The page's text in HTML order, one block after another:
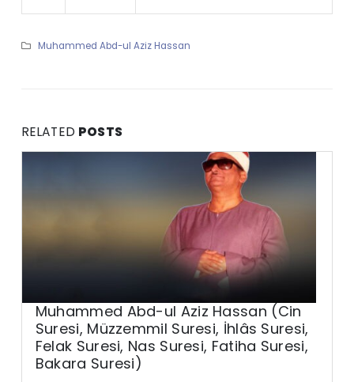
Muhammed Abd-ul Aziz Hassan
RELATED POSTS
Muhammed Abd-ul Aziz Hassan (Cin
Suresi, Müzzemmil Suresi, İhlâs Suresi,
Felak Suresi, Nas Suresi, Fatiha Suresi,
Bakara Suresi)